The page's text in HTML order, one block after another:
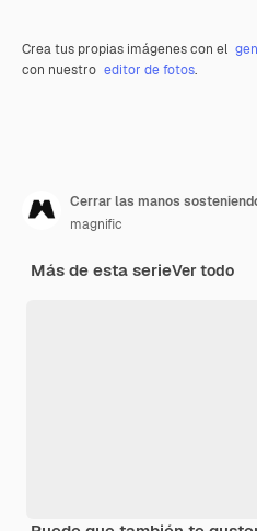
Crea tus propias imágenes con el
con nuestro editor de fotos.
Cerrar las manos
magnific
Más de esta serieVer todo